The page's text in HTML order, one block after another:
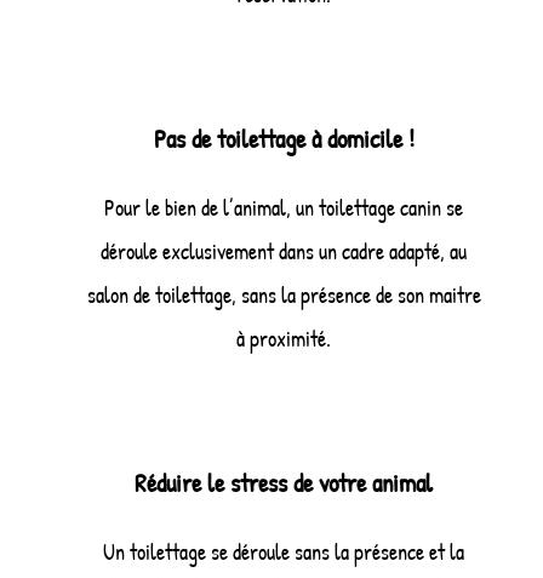
Pas de toilettage à domicile !
Pour le bien de l’animal, un toilettage canin se
déroule exclusivement dans un cadre adapté, au
salon de toilettage, sans la présence de son maitre
à proximité.
Réduire le stress de votre animal
Un toilettage se déroule sans la présence et la